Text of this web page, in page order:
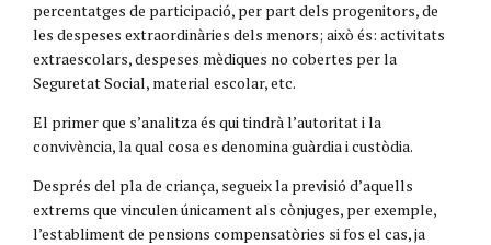
percentatges de participació, per part dels progenitors, de
les despeses extraordinàries dels menors; això és: activitats
extraescolars, despeses mèdiques no cobertes per la
Seguretat Social, material escolar, etc.
El primer que s’analitza és qui tindrà l’autoritat i la
convivència, la qual cosa es denomina guàrdia i custòdia.
Després del pla de criança, segueix la previsió d’aquells
extrems que vinculen únicament als cònjuges, per exemple,
l’establiment de pensions compensatòries si fos el cas, ja